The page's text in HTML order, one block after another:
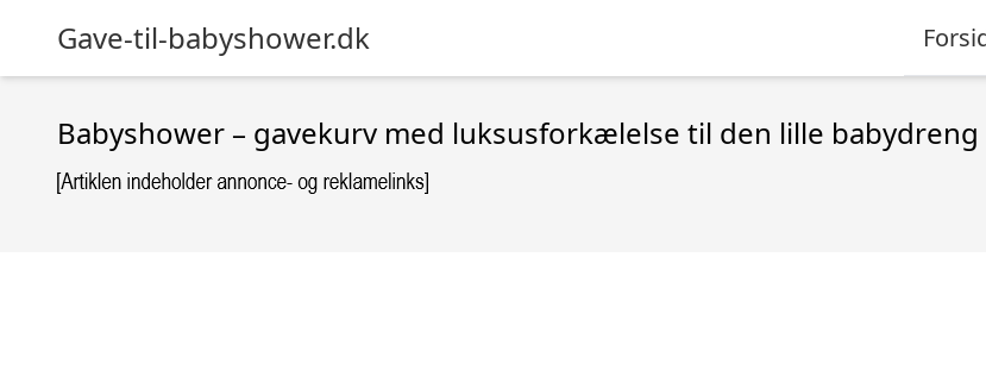
Gave-til-babyshower.dk
Babyshower – gavekurv med luksusforkælelse til den lille babydreng